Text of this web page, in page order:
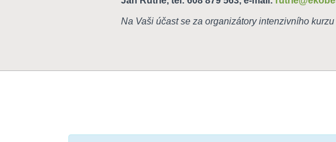
Na Vaši účast se za organizátory intenzivního